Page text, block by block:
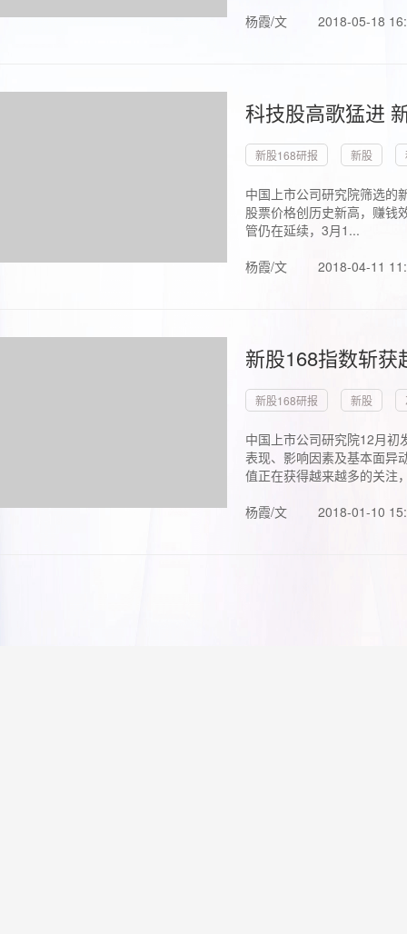
杨霞/文 2018-05-18
科技股高歌猛进
新股168研报 新股
中国上市公司研究院筛选的
股票价格创历史新高，赚钱
管仍在延续，3月1...
杨霞/文
2018-04-11
新股168指数斩
新股168研报 新股
中国上市公司研究院12月初
表现、影响因素及基本面异
值正在获得越来越多的关注
杨霞/文
2018-01-10